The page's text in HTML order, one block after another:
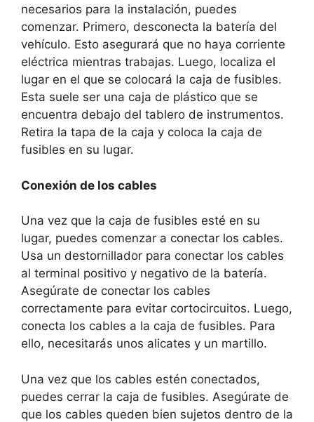
necesarios para la instalación, puedes
comenzar. Primero, desconecta la batería del
vehículo. Esto asegurará que no haya corriente
eléctrica mientras trabajas. Luego, localiza el
lugar en el que se colocará la caja de fusibles.
Esta suele ser una caja de plástico que se
encuentra debajo del tablero de instrumentos.
Retira la tapa de la caja y coloca la caja de
fusibles en su lugar.
Conexión de los cables
Una vez que la caja de fusibles esté en su
lugar, puedes comenzar a conectar los cables.
Usa un destornillador para conectar los cables
al terminal positivo y negativo de la batería.
Asegúrate de conectar los cables
correctamente para evitar cortocircuitos. Luego,
conecta los cables a la caja de fusibles. Para
ello, necesitarás unos alicates y un martillo.
Una vez que los cables estén conectados,
puedes cerrar la caja de fusibles. Asegúrate de
que los cables queden bien sujetos dentro de la